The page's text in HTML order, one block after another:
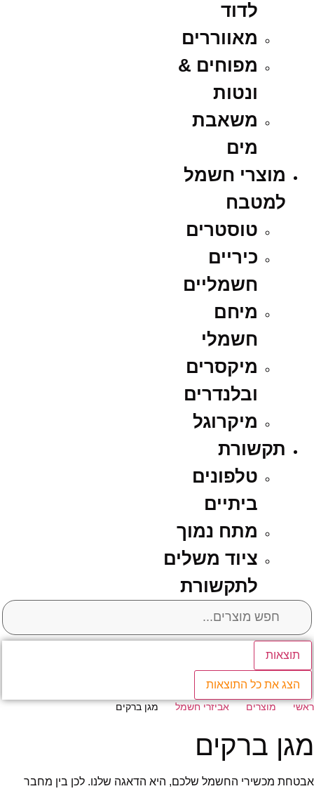
לדוד
מאווררים
מפוחים &
ונטות
משאבת
מים
מוצרי חשמל
למטבח
טוסטרים
כיריים
חשמליים
מיחם
חשמלי
מיקסרים
ובלנדרים
מיקרוגל
תקשורת
טלפונים
ביתיים
מתח נמוך
ציוד משלים
לתקשורת
תוצאות
הצג את כל התוצאות
ראשי מוצרים אביזרי חשמל מגן ברקים
מגן ברקים
אבטחת מכשירי החשמל שלכם, היא הדאגה שלנו. לכן בין מחבר